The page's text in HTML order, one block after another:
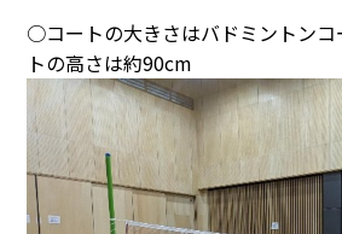
○コートの大きさはバドミントンコ
トの高さは約90cm